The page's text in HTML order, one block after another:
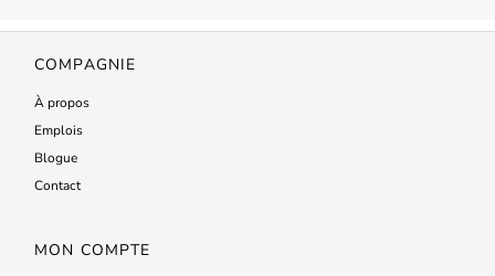
COMPAGNIE
À propos
Emplois
Blogue
Contact
MON COMPTE